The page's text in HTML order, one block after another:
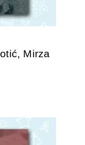
Mirza